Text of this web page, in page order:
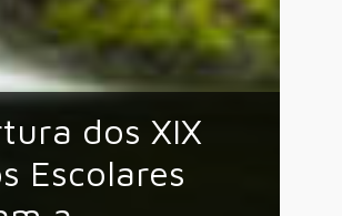
dos XIX
Escolares